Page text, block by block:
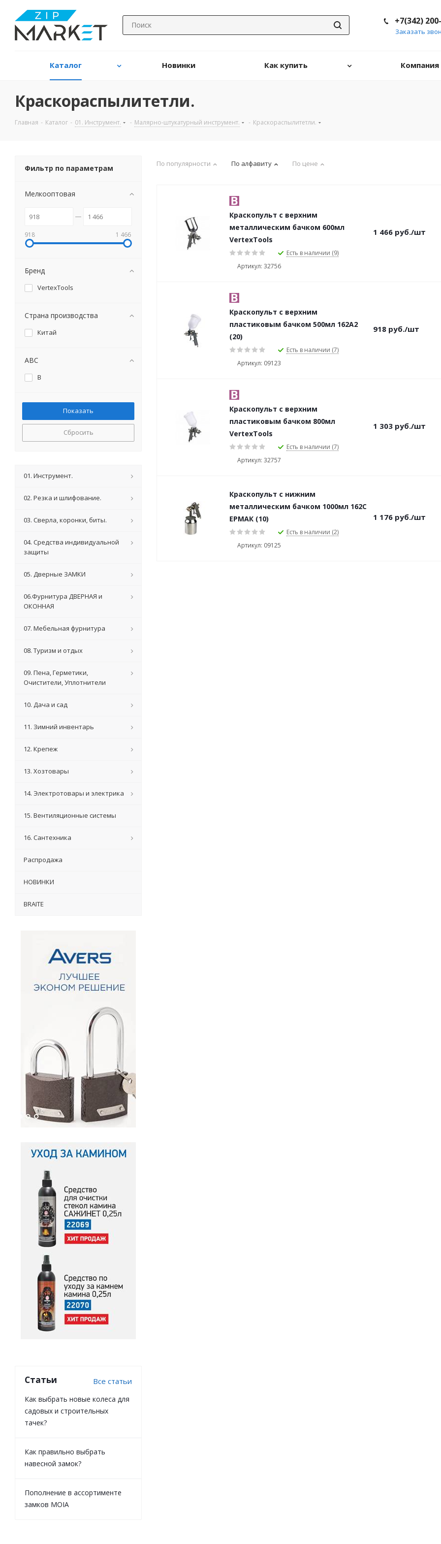
+7(342)
Заказать
Каталог Новинки Как купить Компания
Краскораспылитетли.
Главная - Каталог - 01. Инструмент. - Малярно-штукатурный инструмент. - Краскораспылитетли.
По популярности По алфавиту По цене
Краскопульт с верхним
металлическим бачком 600мл
VertexTools
Есть в наличии (9)
Артикул: 32756
1 466 руб./шт
Краскопульт с верхним
пластиковым бачком 500мл 162A2
(20)
Есть в наличии (7)
Артикул: 09123
918 руб./шт
Краскопульт с верхним
пластиковым бачком 800мл
VertexTools
Есть в наличии (7)
Артикул: 32757
1 303 руб./шт
Краскопульт с нижним
металлическим бачком 1000мл 162C
ЕРМАК (10)
Есть в наличии (2)
Артикул: 09125
1 176 руб./шт
Фильтр по параметрам
Мелкооптовая
918 1 466
Бренд
VertexTools
Страна производства
Китай
ABC
B
Сбросить
01. Инструмент.
02. Резка и шлифование.
03. Сверла, коронки, биты.
04. Средства индивидуальной
защиты
05. Дверные ЗАМКИ
06.Фурнитура ДВЕРНАЯ и
ОКОННАЯ
07. Мебельная фурнитура
08. Туризм и отдых
09. Пена, Герметики,
Очистители, Уплотнители
10. Дача и сад
11. Зимний инвентарь
12. Крепеж
13. Хозтовары
14. Электротовары и электрика
15. Вентиляционные системы
16. Сантехника
Распродажа
НОВИНКИ
BRAITE
Статьи Все статьи
Как выбрать новые колеса для
садовых и строительных
тачек?
Как правильно выбрать
навесной замок?
Пополнение в ассортименте
замков MOIA